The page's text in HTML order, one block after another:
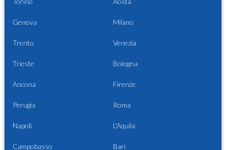
Genova Milano
Trento Venezia
Trieste Bologna
Ancona Firenze
Perugia Roma
Napoli L'Aquila
Campobasso Bari